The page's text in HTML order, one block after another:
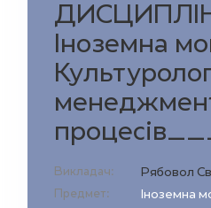
Іноземна
Викладач: Рябовол
Предмет: Іноземна